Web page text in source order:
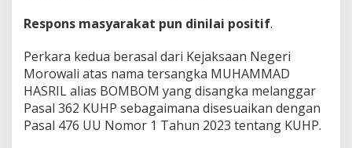
Respons masyarakat pun dinilai positif.
Perkara kedua berasal dari Kejaksaan Negeri
Morowali atas nama tersangka MUHAMMAD
HASRIL alias BOMBOM yang disangka melanggar
Pasal 362 KUHP sebagaimana disesuaikan dengan
Pasal 476 UU Nomor 1 Tahun 2023 tentang KUHP.